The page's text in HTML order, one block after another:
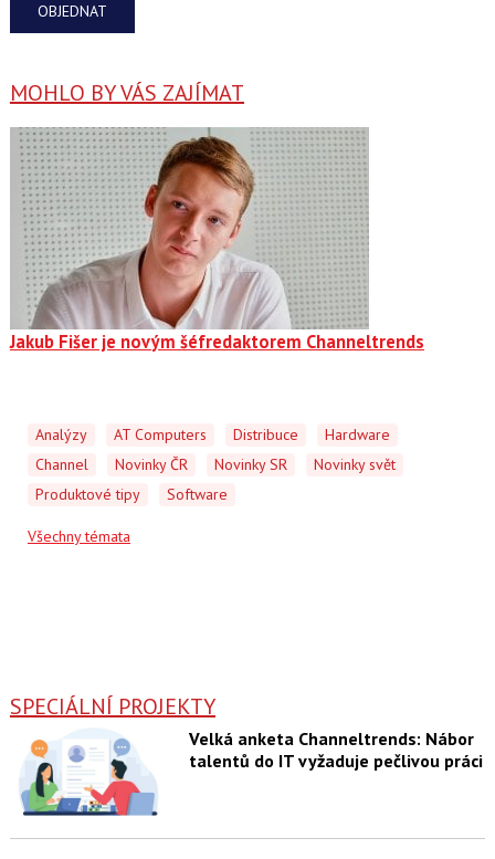
OBJEDNAT
MOHLO BY VÁS ZAJÍMAT
Jakub Fišer je novým šéfredaktorem Channeltrends
Analýzy AT Computers Distribuce
Hardware
Channel
Novinky ČR Novinky SR
Novinky svět
Produktové tipy
Software
Všechny témata
SPECIÁLNÍ PROJEKTY
Velká anketa Channeltrends: Nábor
talentů do IT vyžaduje pečlivou práci